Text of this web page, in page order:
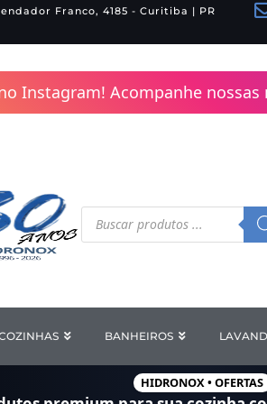
Franco, 4185 - Curitiba | PR
Instagram! Acompanhe
Pesquisar
produtos
Open COZINHAS
BANHEIROS Open
HIDRONOX • OFERTAS